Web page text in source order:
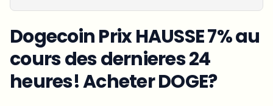
Dogecoin Prix HAUSSE 7% au
cours des dernieres 24
heures! Acheter DOGE?